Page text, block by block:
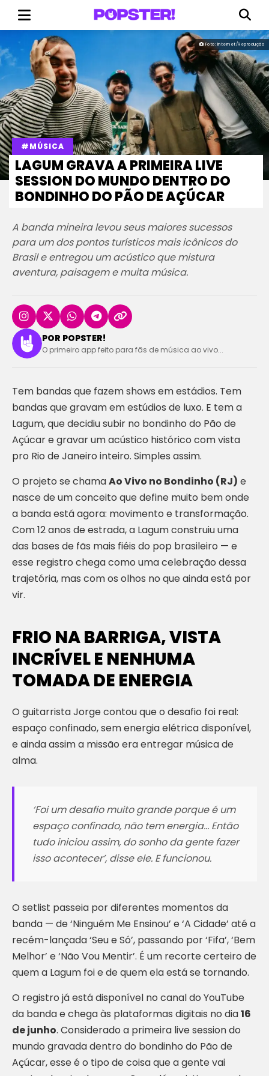
Foto: Internet/Reprodução
#MÚSICA
LAGUM GRAVA A PRIMEIRA LIVE
SESSION DO MUNDO DENTRO DO
BONDINHO DO PÃO DE AÇÚCAR
A banda mineira levou seus maiores sucessos
para um dos pontos turísticos mais icônicos do
Brasil e entregou um acústico que mistura
aventura, paisagem e muita música.
POR POPSTER!
O primeiro app feito para fãs de música ao vivo...
Tem bandas que fazem shows em estádios. Tem
bandas que gravam em estúdios de luxo. E tem a
Lagum, que decidiu subir no bondinho do Pão de
Açúcar e gravar um acústico histórico com vista
pro Rio de Janeiro inteiro. Simples assim.
O projeto se chamaAo Vivo no Bondinho (RJ) e
nasce de um conceito que define muito bem onde
a banda está agora: movimento e transformação.
Com 12 anos de estrada, a Lagum construiu uma
das bases de fãs mais fiéis do pop brasileiro — e
esse registro chega como uma celebração dessa
trajetória, mas com os olhos no que ainda está por
vir.
FRIO NA BARRIGA, VISTA
INCRÍVEL E NENHUMA
TOMADA DE ENERGIA
O guitarrista Jorge contou que o desafio foi real:
espaço confinado, sem energia elétrica disponível,
e ainda assim a missão era entregar música de
alma.
‘Foi um desafio muito grande porque é um
espaço confinado, não tem energia… Então
tudo iniciou assim, do sonho da gente fazer
isso acontecer’, disse ele. E funcionou.
O setlist passeia por diferentes momentos da
banda — de ‘Ninguém Me Ensinou’ e ‘A Cidade’ até a
recém-lançada ‘Seu e Só’, passando por ‘Fifa’, ‘Bem
Melhor’ e ‘Não Vou Mentir’. É um recorte certeiro de
quem a Lagum foi e de quem ela está se tornando.
O registro já está disponível no canal do YouTube
da banda e chega às plataformas digitais no dia16
de junho. Considerado a primeira live session do
mundo gravada dentro do bondinho do Pão de
Açúcar, esse é o tipo de coisa que a gente vai